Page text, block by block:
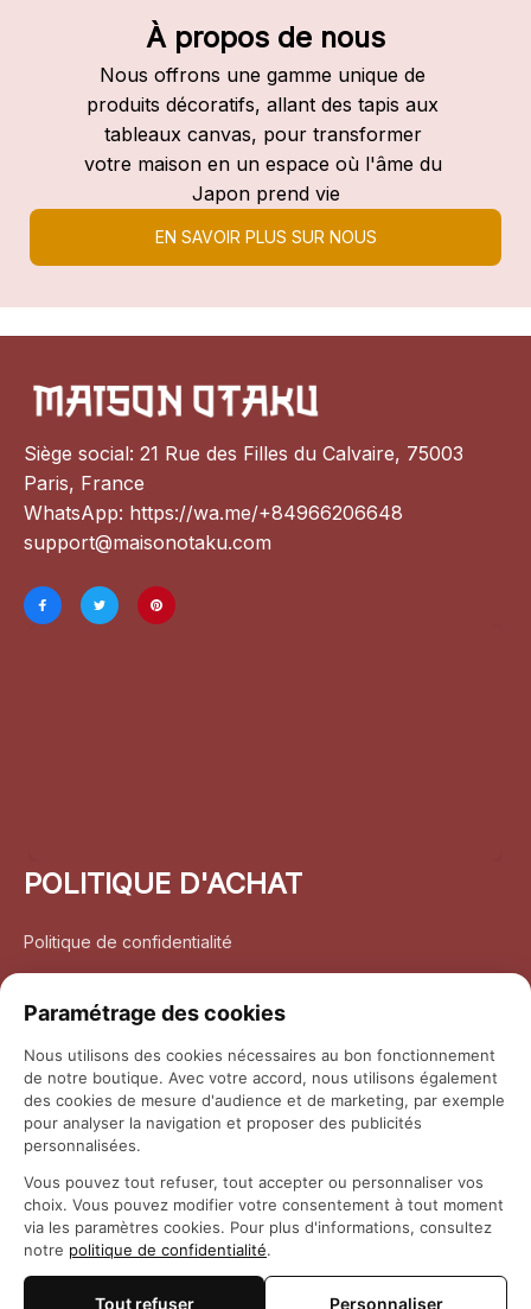
À propos de nous
Nous offrons une gamme unique de
produits décoratifs, allant des tapis aux
tableaux canvas, pour transformer
votre maison en un espace où l'âme du
Japon prend vie
EN SAVOIR PLUS SUR NOUS
Siège social: 21 Rue des Filles du Calvaire, 75003
Paris, France
WhatsApp: https://wa.me/+84966206648
support@maisonotaku.com
POLITIQUE D'ACHAT
Politique de confidentialité
Politique de retour et remboursement
Coordonnées
Questions fréquemment posées
Paramétrage des cookies
Nous utilisons des cookies nécessaires au bon fonctionnement
de notre boutique. Avec votre accord, nous utilisons également
des cookies de mesure d'audience et de marketing, par exemple
pour analyser la navigation et proposer des publicités
personnalisées.
Vous pouvez tout refuser, tout accepter ou personnaliser vos
choix. Vous pouvez modifier votre consentement à tout moment
via les paramètres cookies. Pour plus d'informations, consultez
notre politique de confidentialité.
Tout refuser Personnaliser